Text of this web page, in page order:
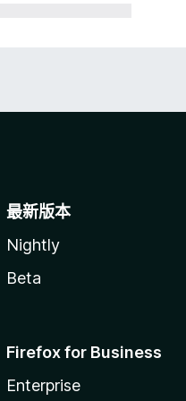
最新版本
Nightly
Beta
Firefox for Business
Enterprise